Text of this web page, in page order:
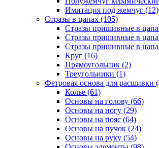
Имитация под жемчуг (12)
Стразы в цапах (105)
Стразы пришивные в
Стразы пришивные в
Стразы пришивные в
Круг (16)
Прямоугольник (2)
Треугольники (1)
Фетровая основа для расшивки
Колье (61)
Основы на голову (66)
Основы на ногу (29)
Основы на пояс (64)
Основы на пучок (24)
Основы на руку (54)